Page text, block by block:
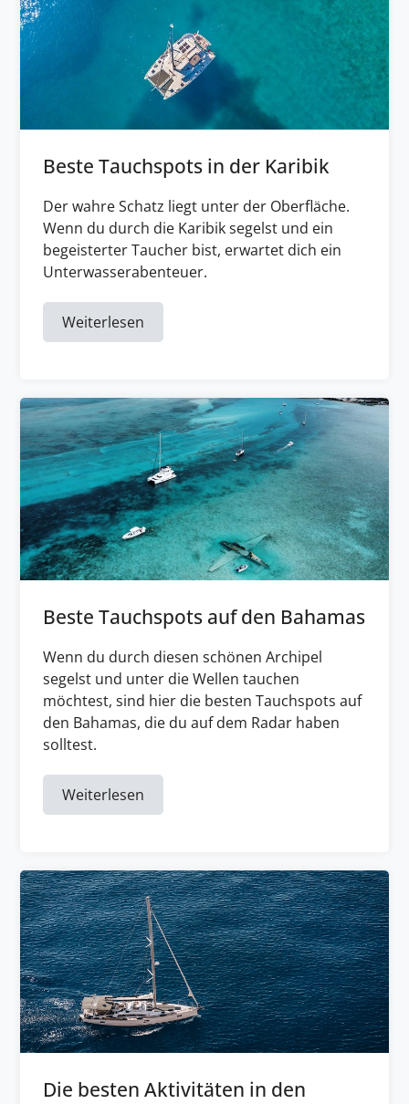
Beste Tauchspots in der Karibik
Der wahre Schatz liegt unter der Oberfläche.
Wenn du durch die Karibik segelst und ein
begeisterter Taucher bist, erwartet dich ein
Unterwasserabenteuer.
Weiterlesen
Beste Tauchspots auf den Bahamas
Wenn du durch diesen schönen Archipel
segelst und unter die Wellen tauchen
möchtest, sind hier die besten Tauchspots auf
den Bahamas, die du auf dem Radar haben
solltest.
Weiterlesen
Die besten Aktivitäten in den